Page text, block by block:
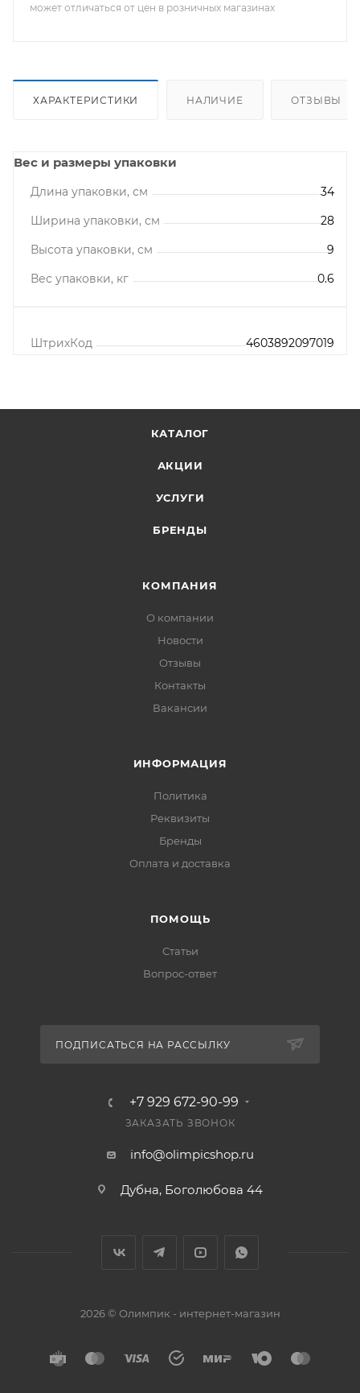
может отличаться от цен в розничных магазинах
ХАРАКТЕРИСТИКИ НАЛИЧИЕ ОТЗЫВЫ
Вес и размеры упаковки
Длина упаковки, см
34
Ширина упаковки, см
28
Высота упаковки, см
9
Вес упаковки, кг
0.6
ШтрихКод 4603892097019
КАТАЛОГ
АКЦИИ
УСЛУГИ
БРЕНДЫ
КОМПАНИЯ
О компании
Новости
Отзывы
Контакты
Вакансии
ИНФОРМАЦИЯ
Политика
Реквизиты
Бренды
Оплата и доставка
ПОМОЩЬ
Статьи
Вопрос-ответ
ПОДПИСАТЬСЯ НА РАССЫЛКУ
+7 929 672-90-99
ЗАКАЗАТЬ ЗВОНОК
info@olimpicshop.ru
Дубна, Боголюбова 44
2026 © Олимпик - интернет-магазин